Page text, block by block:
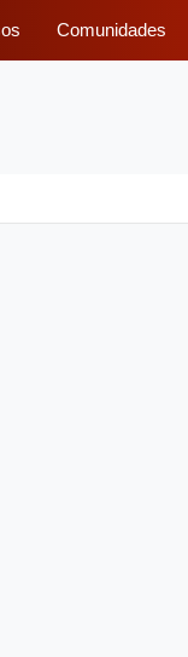
Comunidades